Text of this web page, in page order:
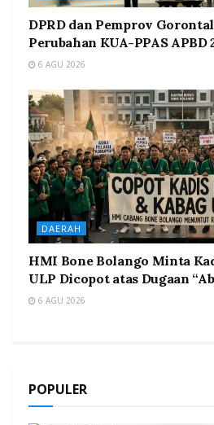
DPRD dan Pemprov
Perubahan KUA-PPAS APBD
6 AGU 2026
DAERAH
HMI Bone Bolango Minta
ULP Dicopot atas Dugaan
6 AGU 2026
POPULER